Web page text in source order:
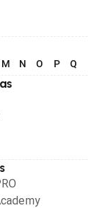
M N O P Q